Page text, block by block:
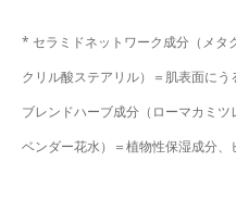
* セラミドネットワーク成分（メタ
クリル酸ステアリル）＝肌表面にう
ブレンドハーブ成分（ローマカミ
ベンダー花水）＝植物性保湿成分